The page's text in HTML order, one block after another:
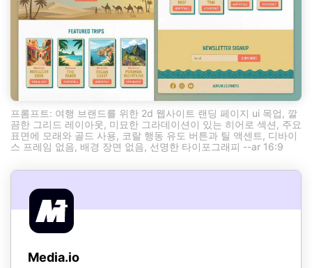
프롬프트: 여행 브랜드를 위한 2d 웹사이트 랜딩 페이지 ui 목업, 깔
끔한 그리드 레이아웃, 미묘한 그라데이션이 있는 히어로 섹션, 주요
표면에 모래와 골드 사용, 코랄 행동 유도 버튼과 틸 액센트, 디바이
스 프레임 없음, 배경 장면 없음, 선명한 타이포그래피 --ar 16:9
Media.io